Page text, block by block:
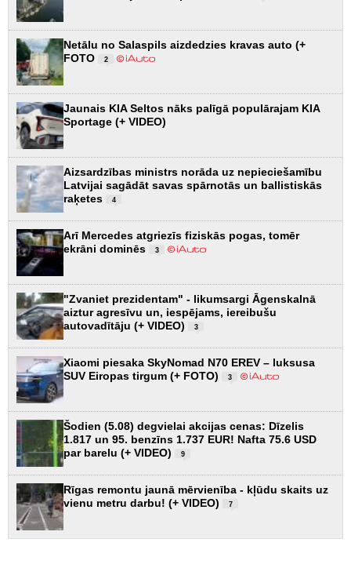
Netālu no Salaspils aizdedzies kravas auto (+
FOTO
2
Jaunais KIA Seltos nāks palīgā populārajam KIA
Sportage (+ VIDEO)
Aizsardzības ministrs norāda uz nepieciešamību
Latvijai sagādāt savas spārnotās un ballistiskās
raķetes
4
Arī Mercedes atgriezīs fiziskās pogas, tomēr
ekrāni dominēs
3
"Zvaniet prezidentam" - likumsargi Āgenskalnā
aiztur agresīvu un, iespējams, iereibušu
autovadītāju (+ VIDEO)
3
Xiaomi piesaka SkyNomad N70 EREV – luksusa
SUV Eiropas tirgum (+ FOTO)
3
Šodien (5.08) degvielai akcijas cenas: Dīzelis
1.817 un 95. benzīns 1.737 EUR! Nafta 75.6 USD
par barelu (+ VIDEO)
9
Rīgas remontu jaunā mērvienība - kļūdu skaits uz
vienu metru darbu! (+ VIDEO)
7